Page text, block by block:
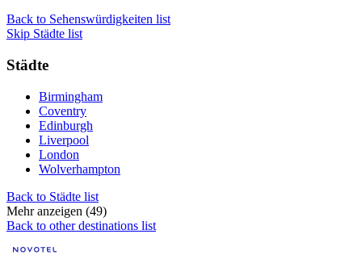
Back to Sehenswürdigkeiten list
Skip Städte list
Städte
Birmingham
Coventry
Edinburgh
Liverpool
London
Wolverhampton
Back to Städte list
Mehr anzeigen (49)
Back to other destinations list